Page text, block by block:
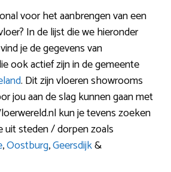
voor het aanbrengen van een
In de lijst die we hieronder
je de gegevens van
ook actief zijn in de gemeente
. Dit zijn vloeren showrooms
jou aan de slag kunnen gaan met
kun je tevens zoeken
uit steden / dorpen zoals
,Oostburg,Geersdijk&